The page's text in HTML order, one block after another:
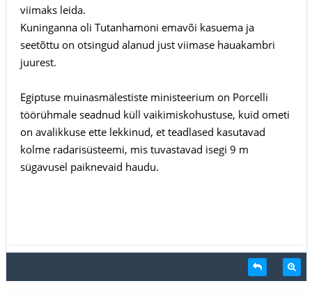
viimaks leida.
Kuninganna oli Tutanhamoni emavõi kasuema ja
seetõttu on otsingud alanud just viimase hauakambri
juurest.
Egiptuse muinasmälestiste ministeerium on Porcelli
töörühmale seadnud küll vaikimiskohustuse, kuid ometi
on avalikkuse ette lekkinud, et teadlased kasutavad
kolme radarisüsteemi, mis tuvastavad isegi 9 m
sügavusel paiknevaid haudu.